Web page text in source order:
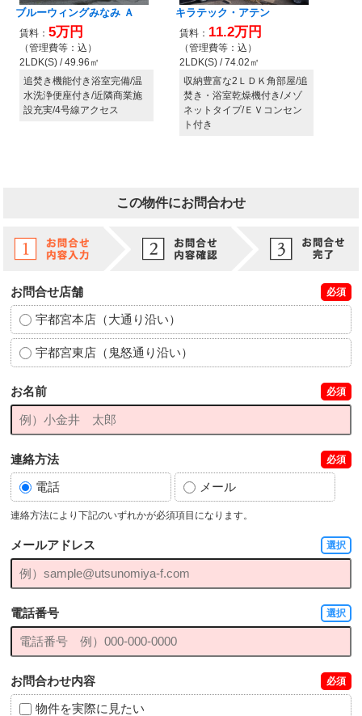
この物件にお問合わせ
お問合せ店舗 必須
宇都宮本店（大通り沿い）
宇都宮東店（鬼怒通り沿い）
お名前 必須
連絡方法 必須
電話 メール
連絡方法により下記のいずれかが必須項目になります。
メールアドレス 選択
電話番号 選択
お問合わせ内容 必須
物件を実際に見たい